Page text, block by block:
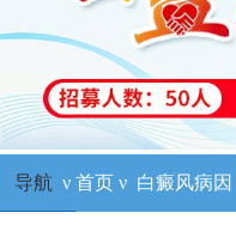
导航 ν 首页ν 白癜风病因